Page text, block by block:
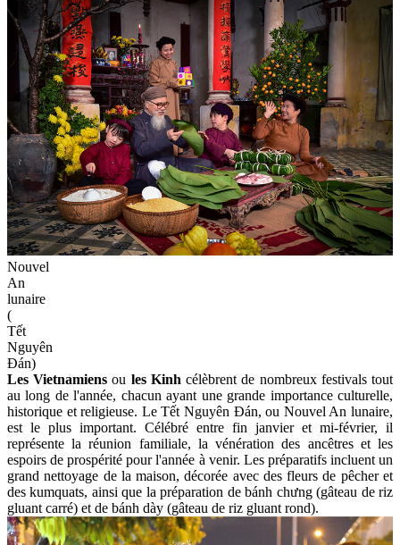
Nouvel
An
lunaire
(
Tết
Nguyên
Đán)
Les Vietnamiensou les Kinh célèbrent de nombreux festivals tout
au long de l'année, chacun ayant une grande importance culturelle,
historique et religieuse. Le Tết Nguyên Đán, ou Nouvel An lunaire,
est le plus important. Célébré entre fin janvier et mi-février, il
représente la réunion familiale, la vénération des ancêtres et les
espoirs de prospérité pour l'année à venir. Les préparatifs incluent un
grand nettoyage de la maison, décorée avec des fleurs de pêcher et
des kumquats, ainsi que la préparation de bánh chưng (gâteau de riz
gluant carré) et de bánh dày (gâteau de riz gluant rond).